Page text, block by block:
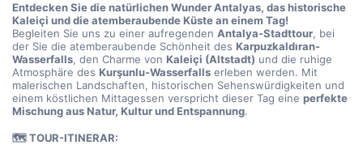
Entdecken Sie die natürlichen Wunder Antalyas, das historische
Kaleiçi und die atemberaubende Küste an einem Tag!
Begleiten Sie uns zu einer aufregenden Antalya-Stadttour, bei
der Sie die atemberaubende Schönheit des Karpuzkaldıran-
Wasserfalls, den Charme von Kaleiçi (Altstadt) und die ruhige
Atmosphäre des Kurşunlu-Wasserfalls erleben werden. Mit
malerischen Landschaften, historischen Sehenswürdigkeiten und
einem köstlichen Mittagessen verspricht dieser Tag eine perfekte
Mischung aus Natur, Kultur und Entspannung.
🗺️ TOUR-ITINERAR: